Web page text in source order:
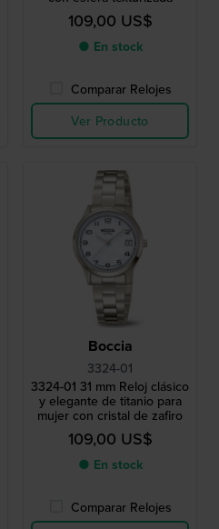
109,00 US$
● En stock
Comparar Relojes
Ver Producto
Boccia
3324-01
3324-01 31 mm Reloj clásico
y elegante de titanio para
mujer con cristal de zafiro
109,00 US$
● En stock
Comparar Relojes